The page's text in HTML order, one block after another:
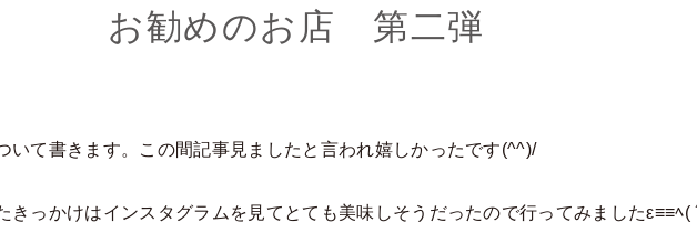
お勧めのお店 第二弾
いて書きます。この間記事見ましたと言われ嬉しかったです(^^)/
きっかけはインスタグラムを見てとても美味しそうだったので行ってみましたε≡≡ﾍ(